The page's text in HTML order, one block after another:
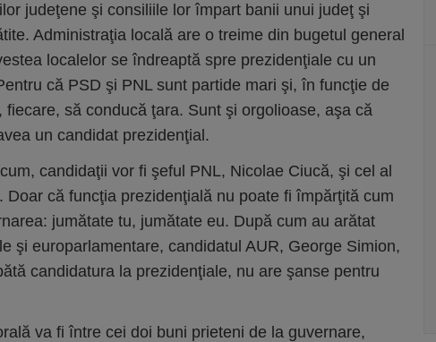
judeţene şi consiliile lor împart banii unui judeţ şi
Administraţia locală are o treime din bugetul general
localelor se îndreaptă spre prezidenţiale cu un
că PSD şi PNL sunt partide mari şi, în funcţie de
fiecare, să conducă ţara. Sunt şi orgolioase, aşa că
un candidat prezidenţial.
candidaţii vor fi şeful PNL, Nicolae Ciucă, şi cel al
Doar că funcţia prezidenţială nu poate fi împărţită cum
jumătate tu, jumătate eu. După cum au arătat
şi europarlamentare, candidatul AUR, George Simion,
candidatura la prezidenţiale, nu are şanse pentru
va fi între cei doi buni prieteni de la guvernare,